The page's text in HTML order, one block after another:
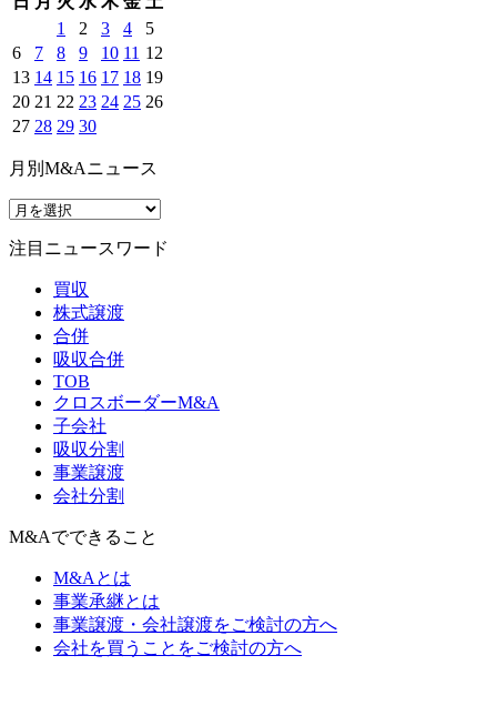
1
2 3 4
5
6
7 8 9 10 11 12
13 14 15 16 17 18 19
20 21 22 23 24 25 26
27 28 29 30
月別M&Aニュース
注目ニュースワード
買収
株式譲渡
合併
吸収合併
TOB
クロスボーダーM&A
子会社
吸収分割
事業譲渡
会社分割
M&Aでできること
M&Aとは
事業承継とは
事業譲渡・会社譲渡をご検討の方へ
会社を買うことをご検討の方へ